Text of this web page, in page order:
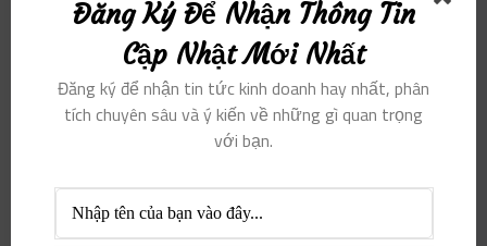
Đăng Ký Để Nhận Thông Tin
Cập Nhật Mới Nhất
Đăng ký để nhận tin tức kinh doanh hay nhất, phân
tích chuyên sâu và ý kiến ​​về những gì quan trọng
với bạn.